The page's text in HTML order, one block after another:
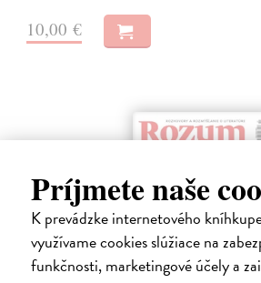
Príjmete naše
K prevádzke internetového
využívame cookies slúžiace na
funkčnosti, marketingové účely a
10,00 €